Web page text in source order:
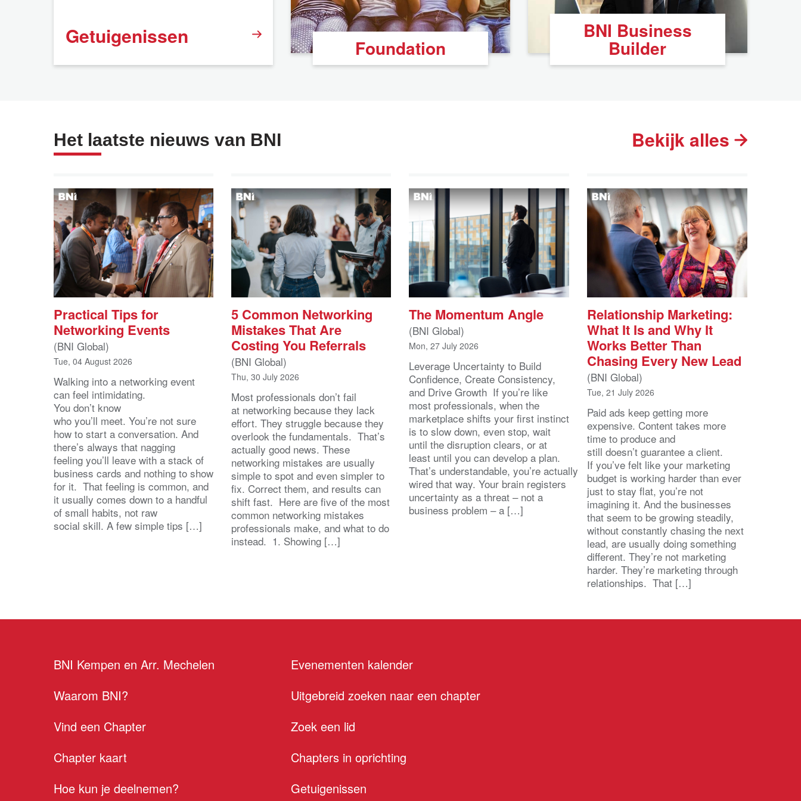
Getuigenissen Foundation
BNI Business
Builder
Het laatste nieuws van BNI Bekijk alles
Practical Tips for
Networking Events
(BNI Global)
Tue, 04 August 2026
Walking into a networking event
can feel intimidating.
You don’t know
who you’ll meet. You’re not sure
how to start a conversation. And
there’s always that nagging
feeling you’ll leave with a stack of
business cards and nothing to show
for it. That feeling is common, and
it usually comes down to a handful
of small habits, not raw
social skill. A few simple tips […]
5 Common Networking
Mistakes That Are
Costing You Referrals
(BNI Global)
Thu, 30 July 2026
Most professionals don’t fail
at networking because they lack
effort. They struggle because they
overlook the fundamentals. That’s
actually good news. These
networking mistakes are usually
simple to spot and even simpler to
fix. Correct them, and results can
shift fast. Here are five of the most
common networking mistakes
professionals make, and what to do
instead. 1. Showing […]
The Momentum Angle
(BNI Global)
Mon, 27 July 2026
Leverage Uncertainty to Build
Confidence, Create Consistency,
and Drive Growth If you’re like
most professionals, when the
marketplace shifts your first instinct
is to slow down, even stop, wait
until the disruption clears, or at
least until you can develop a plan.
That’s understandable, you’re actually
wired that way. Your brain registers
uncertainty as a threat – not a
business problem – a […]
Relationship Marketing:
What It Is and Why It
Works Better Than
Chasing Every New Lead
(BNI Global)
Tue, 21 July 2026
Paid ads keep getting more
expensive. Content takes more
time to produce and
still doesn’t guarantee a client.
If you’ve felt like your marketing
budget is working harder than ever
just to stay flat, you’re not
imagining it. And the businesses
that seem to be growing steadily,
without constantly chasing the next
lead, are usually doing something
different. They’re not marketing
harder. They’re marketing through
relationships. That […]
BNI Kempen en Arr. Mechelen
Waarom BNI?
Vind een Chapter
Chapter kaart
Hoe kun je deelnemen?
Evenementen kalender
Uitgebreid zoeken naar een chapter
Zoek een lid
Chapters in oprichting
Getuigenissen